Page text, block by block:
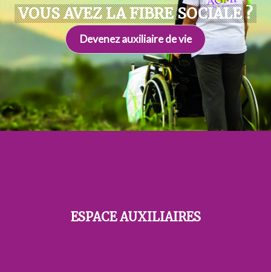
VOUS AVEZ LA FIBRE SOCIALE ?
Devenez auxiliaire de vie
ESPACE AUXILIAIRES